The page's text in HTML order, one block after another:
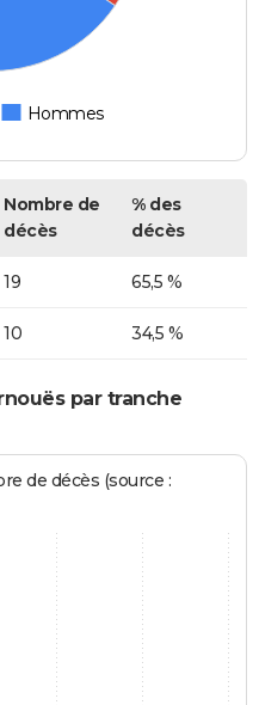
Hommes
Nombre de
décès
% des
décès
19 65,5 %
10 34,5 %
par tranche
de décès (source :